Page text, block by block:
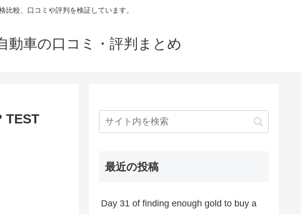
較、口コミや評判を検証しています。
動車の口コミ・評判まとめ
TEST
最近の投稿
Day 31 of finding enough gold to buy a